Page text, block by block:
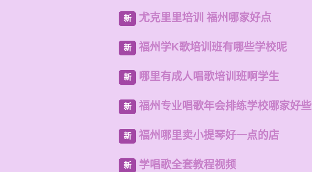
新 尤克里里培训 福州哪家好点
新 福州学K歌培训班有哪些学校呢
新 哪里有成人唱歌培训班啊学生
新 福州专业唱歌年会排练学校哪家好些
新 福州哪里卖小提琴好一点的店
新 学唱歌全套教程视频